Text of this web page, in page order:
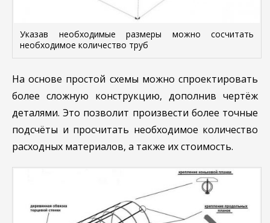
Указав необходимые размеры можно сосчитать
необходимое количество труб
На основе простой схемы можно спроектировать
более сложную конструкцию, дополнив чертёж
деталями. Это позволит произвести более точные
подсчёты и просчитать необходимое количество
расходных материалов, а также их стоимость.